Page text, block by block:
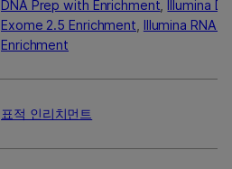
DNA Prep with Enrichment ,Illumina
Exome 2.5 Enrichment Illumina RNA
Enrichment
표적 인리치먼트